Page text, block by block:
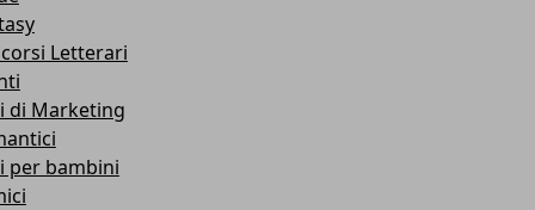
Letterari
di Marketing
per bambini